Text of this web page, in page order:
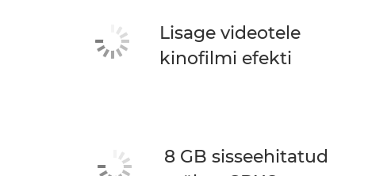
Lisage videotele
kinofilmi efekti
8 GB sisseehitatud